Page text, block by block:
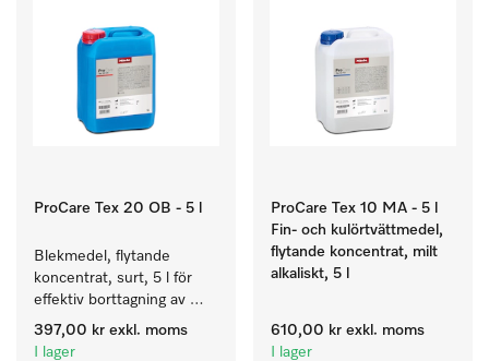
ProCare Tex 20 OB - 5 l
Blekmedel, flytande
koncentrat, surt, 5 l för
effektiv borttagning av
envisa fläckar.
397,00 kr exkl. moms
I lager
ProCare Tex 10 MA - 5 l
Fin- och kulörtvättmedel,
flytande koncentrat, milt
alkaliskt, 5 l
610,00 kr exkl. moms
I lager